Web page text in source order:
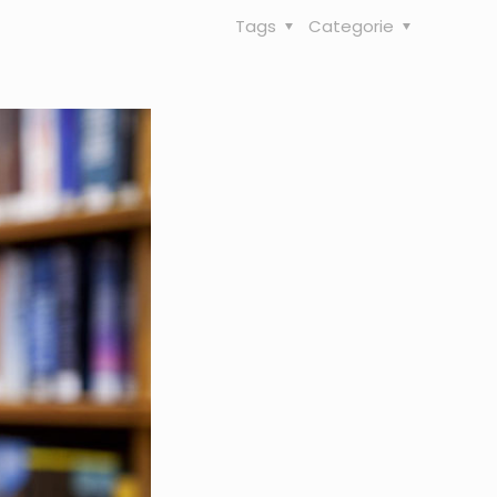
Categorie
Tags